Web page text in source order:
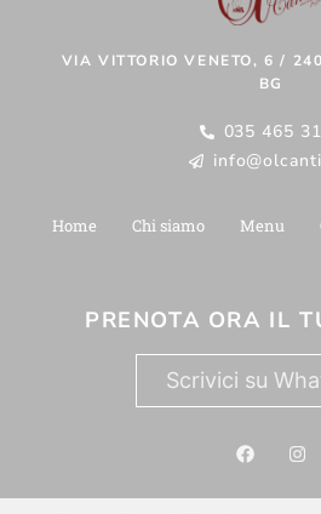
VIA VITTORIO VENETO, 6 /
BG
035 465
Home Chi siamo Menu
PRENOTA ORA IL
Scrivici su